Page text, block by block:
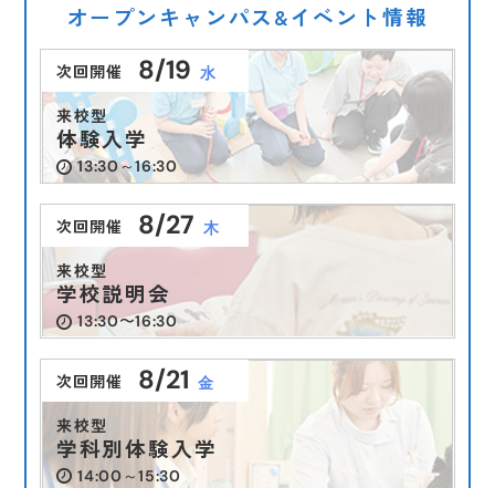
2026.07.22
（水）
インスタ投稿 受験生向け
【夏のイベント情報】7月. 8月
2025.09.19
（金）
卒業生向け 受験生向け 在校生向け
【学園祭2025】ご来校の皆さまへ
2025.09.19
（金）
卒業生向け 受験生向け 在校生向け
【学園祭2025】ご来校の皆さまへ
2026.06.22
（月）
イベント インスタ投稿 受験生向け
【イベント情報】
2026.08.05
（水）
インスタ投稿
受験生の皆様へ🐶
オープンキャンパス&イベント情報
次回開催 8/19 水
来校型
体験入学
13:30～16:30
次回開催 8/27 木
来校型
学校説明会
13:30〜16:30
次回開催 8/21 金
来校型
学科別体験入学
14:00～15:30